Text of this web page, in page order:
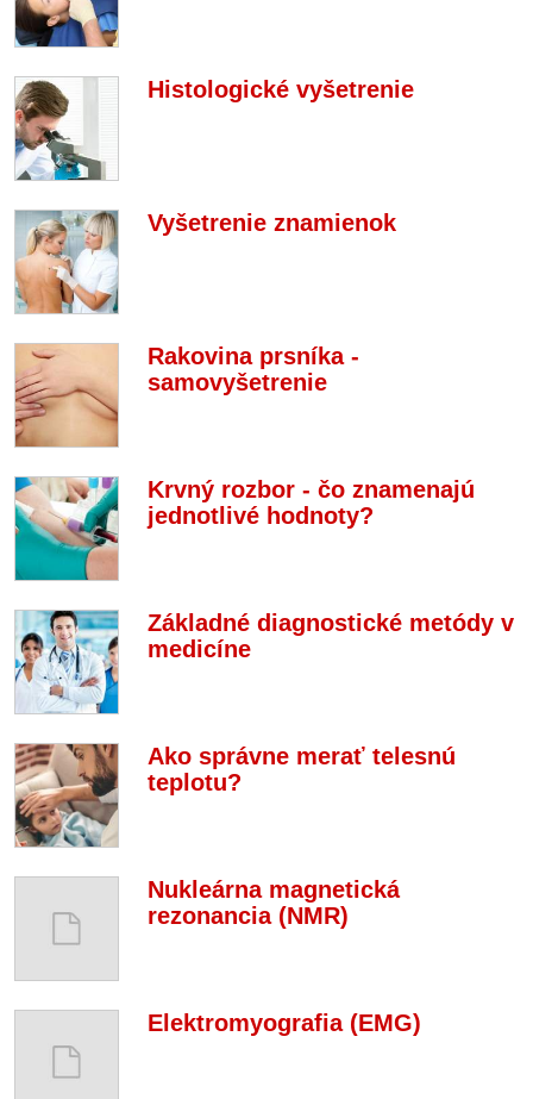
Histologické vyšetrenie
Vyšetrenie znamienok
Rakovina prsníka -
samovyšetrenie
Krvný rozbor - čo znamenajú
jednotlivé hodnoty?
Základné diagnostické metódy v
medicíne
Ako správne merať telesnú
teplotu?
Nukleárna magnetická
rezonancia (NMR)
Elektromyografia (EMG)